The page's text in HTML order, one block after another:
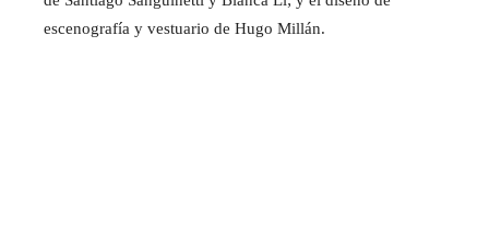
escenografía y vestuario de Hugo Millán.